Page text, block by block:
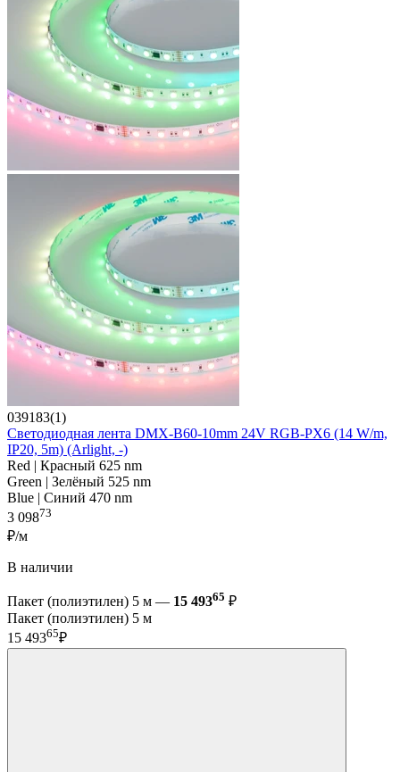
039183(1)
Светодиодная лента DMX-B60-10mm 24V RGB-PX6 (14 W/m,
IP20, 5m) (Arlight, -)
Red | Красный 625 nm
Green | Зелёный 525 nm
Blue | Синий 470 nm
3 09873
₽/м
В наличии
Пакет (полиэтилен) 5 м — 15 49365 ₽
Пакет (полиэтилен) 5 м
15 49365₽